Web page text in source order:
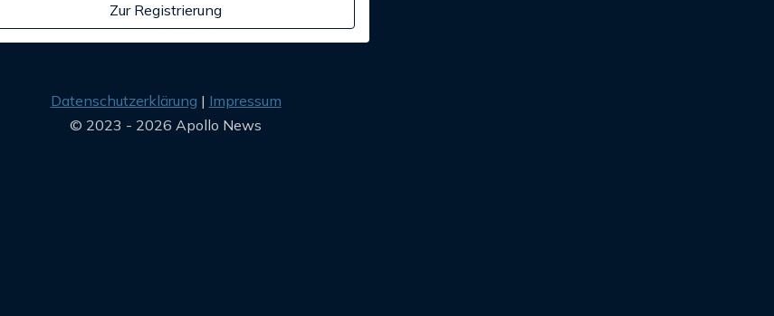
Zur Registrierung
Datenschutzerklärung
Impressum
© 2023 - 2026 Apollo News